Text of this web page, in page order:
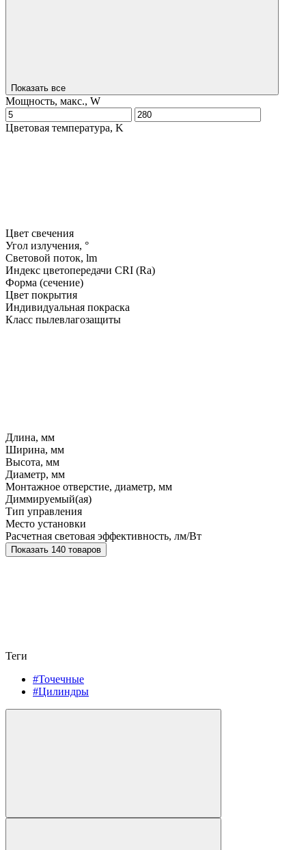
Показать все
Мощность, макс., W
Цветовая температура, K
Цвет свечения
Угол излучения, °
Световой поток, lm
Индекс цветопередачи CRI (Ra)
Форма (сечение)
Цвет покрытия
Индивидуальная покраска
Класс пылевлагозащиты
Длина, мм
Ширина, мм
Высота, мм
Диаметр, мм
Монтажное отверстие, диаметр, мм
Диммируемый(ая)
Тип управления
Место установки
Расчетная световая эффективность, лм/Вт
Показать 140 товаров
Теги
#Точечные
#Цилиндры